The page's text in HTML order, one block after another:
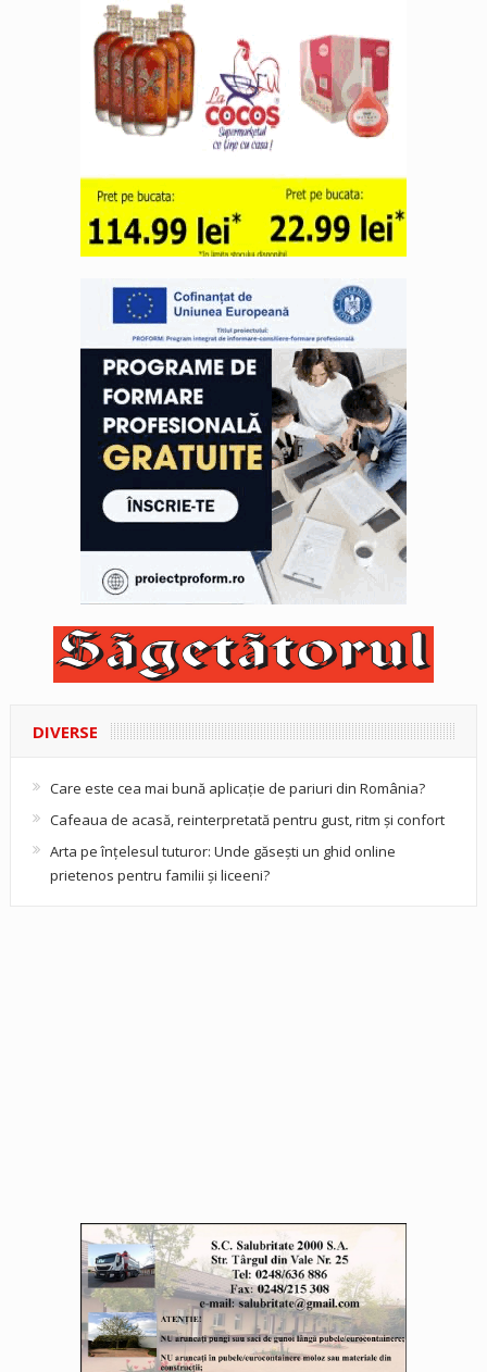
DIVERSE
Care este cea mai bună aplicație de pariuri din România?
Cafeaua de acasă, reinterpretată pentru gust, ritm și confort
Arta pe înțelesul tuturor: Unde găsești un ghid online
prietenos pentru familii și liceeni?